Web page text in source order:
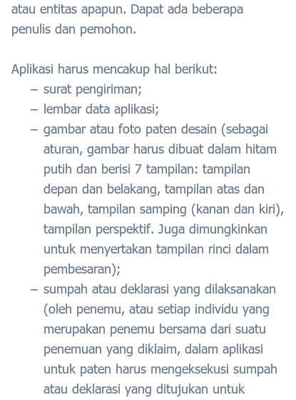
atau entitas apapun. Dapat ada beberapa
penulis dan pemohon.
Aplikasi harus mencakup hal berikut:
surat pengiriman;
lembar data aplikasi;
gambar atau foto paten desain (sebagai
aturan, gambar harus dibuat dalam hitam
putih dan berisi 7 tampilan: tampilan
depan dan belakang, tampilan atas dan
bawah, tampilan samping (kanan dan kiri),
tampilan perspektif. Juga dimungkinkan
untuk menyertakan tampilan rinci dalam
pembesaran);
sumpah atau deklarasi yang dilaksanakan
(oleh penemu, atau setiap individu yang
merupakan penemu bersama dari suatu
penemuan yang diklaim, dalam aplikasi
untuk paten harus mengeksekusi sumpah
atau deklarasi yang ditujukan untuk